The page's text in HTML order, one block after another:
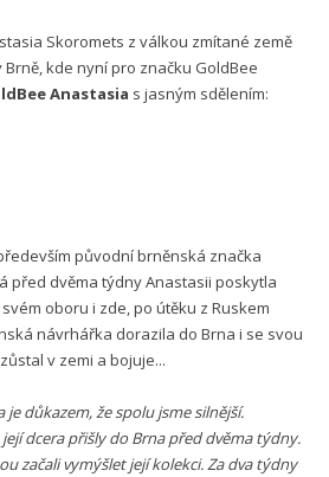
Skoromets z válkou zmítané země
kde nyní pro značku GoldBee
Anastasia s jasným sdělením:
původní brněnská značka
před dvěma týdny Anastasii poskytla
oboru i zde, po útěku z Ruskem
návrhářka dorazila do Brna i se svou
v zemi a bojuje...
je důkazem, že spolu jsme silnější.
dcera přišly do Brna před dvěma týdny.
začali vymýšlet její kolekci. Za dva týdny